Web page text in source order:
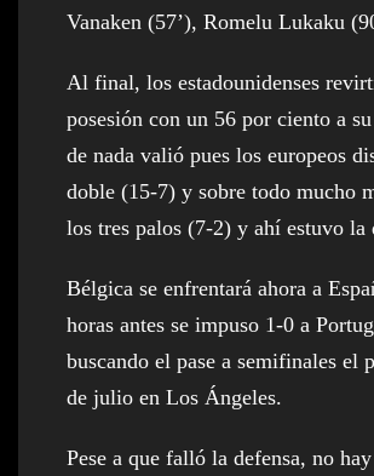
Vanaken (57’), Romelu Lukaku
Al final, los estadounidenses
posesión con un 56 por ciento a
de nada valió pues los europeos
doble (15-7) y sobre todo mucho
los tres palos (7-2) y ahí estuvo la
Bélgica se enfrentará ahora a
horas antes se impuso 1-0 a
buscando el pase a semifinales el
de julio en Los Ángeles.
Pese a que falló la defensa, no